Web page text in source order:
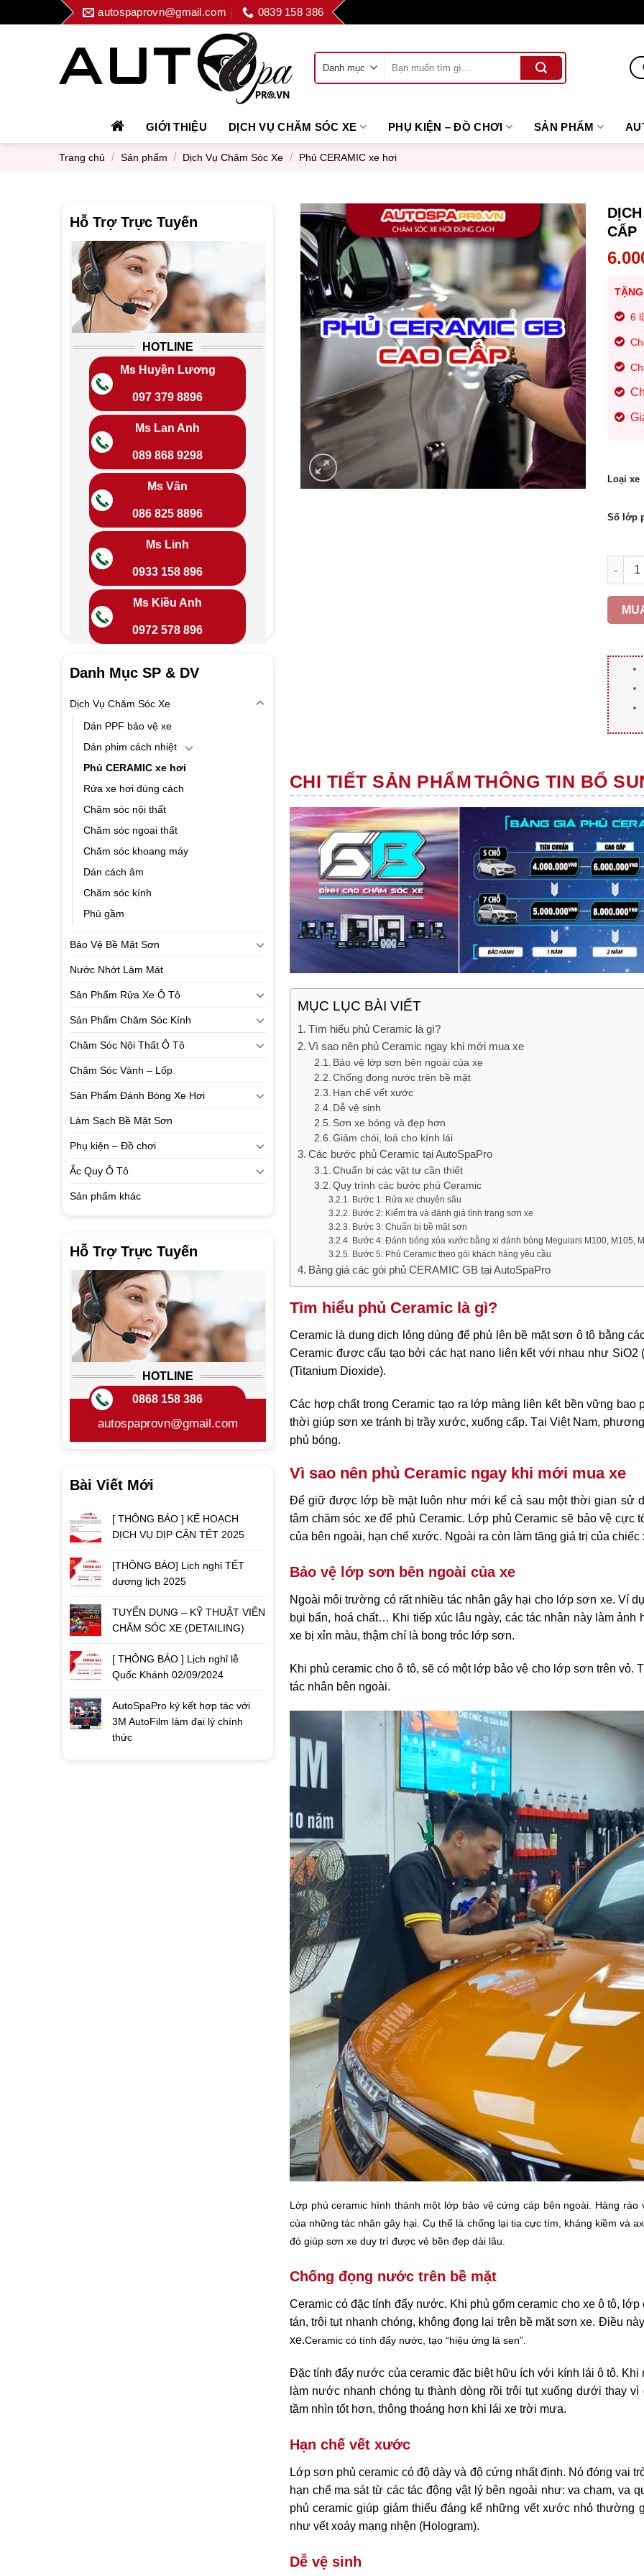
to
autospaprovn@gmail.com 0839 158 386
kiếm:
GIỚI THIỆU DỊCH VỤ CHĂM SÓC XE PHỤ KIỆN – ĐỒ CHƠI SẢN PHẨM
Trang chủ / Sản phẩm / Dịch Vụ Chăm Sóc Xe / Phủ CERAMIC xe hơi
Hỗ Trợ Trực Tuyến
HOTLINE
Ms Huyền Lương
097 379 8896
Ms Lan Anh
089 868 9298
Ms Vân
086 825 8896
Ms Linh
0933 158 896
Ms Kiều Anh
0972 578 896
Danh Mục SP & DV
Dịch Vụ Chăm Sóc Xe
Dán PPF bảo vệ xe
Dán phim cách nhiệt
Phủ CERAMIC xe hơi
Rửa xe hơi đúng cách
Chăm sóc nội thất
Chăm sóc ngoại thất
Chăm sóc khoang máy
Dán cách âm
Chăm sóc kính
Phủ gầm
Bảo Vệ Bề Mặt Sơn
Nước Nhớt Làm Mát
Sản Phẩm Rửa Xe Ô Tô
Sản Phẩm Chăm Sóc Kính
Chăm Sóc Nội Thất Ô Tô
Chăm Sóc Vành – Lốp
Sản Phẩm Đánh Bóng Xe Hơi
Làm Sạch Bề Mặt Sơn
Phụ kiện – Đồ chơi
Ắc Quy Ô Tô
Sản phẩm khác
Hỗ Trợ Trực Tuyến
HOTLINE
0868 158 386
autospaprovn@gmail.com
Bài Viết Mới
[ THÔNG BÁO ] KẾ HOẠCH
DỊCH VỤ DỊP CẬN TẾT 2025
[THÔNG BÁO] Lịch nghỉ TẾT
dương lịch 2025
TUYỂN DỤNG – KỸ THUẬT VIÊN
CHĂM SÓC XE (DETAILING)
[ THÔNG BÁO ] Lịch nghỉ lễ
Quốc Khánh 02/09/2024
AutoSpaPro ký kết hợp tác với
3M AutoFilm làm đại lý chính
thức
CẤP
6
Loại xe
Số lớp
DỊCH
CHI TIẾT SẢN PHẨMTHÔNG TIN BỔ
MỤC LỤC BÀI VIẾT
Tìm hiểu phủ Ceramic là gì?
Vì sao nên phủ Ceramic ngay khi mới mua xe
Bảo vệ lớp sơn bên ngoài của xe
Chống đọng nước trên bề mặt
Hạn chế vết xước
Dễ vệ sinh
Sơn xe bóng và đẹp hơn
Giảm chói, loá cho kính lái
Các bước phủ Ceramic tại AutoSpaPro
Chuẩn bị các vật tư cần thiết
Quy trình các bước phủ Ceramic
Bước 1: Rửa xe chuyên sâu
Bước 2: Kiểm tra và đánh giá tình trạng sơn xe
Bước 3: Chuẩn bị bề mặt sơn
Bước 4: Đánh bóng xóa xước bằng xi đánh bóng Meguiars M100, M105,
Bước 5: Phủ Ceramic theo gói khách hàng yêu cầu
Bảng giá các gói phủ CERAMIC GB tại AutoSpaPro
Tìm hiểu phủ Ceramic là gì?
Ceramic là dung dịch lỏng dùng để phủ lên bề mặt sơn ô tô bằng
Ceramic được cấu tạo bởi các hạt nano liên kết với nhau như
(Titanium Dioxide).
Các hợp chất trong Ceramic tạo ra lớp màng liên kết bền vững bao
thời giúp sơn xe tránh bị trầy xước, xuống cấp. Tại Việt Nam,
phủ bóng.
Vì sao nên phủ Ceramic ngay khi mới mua xe
Để giữ được lớp bề mặt luôn như mới kể cả sau một thời gian sử
tâm chăm sóc xe để phủ Ceramic. Lớp phủ Ceramic sẽ bảo vệ cực
của bên ngoài, hạn chế xước. Ngoài ra còn làm tăng giá trị của chiếc
Bảo vệ lớp sơn bên ngoài của xe
Ngoài môi trường có rất nhiều tác nhân gây hại cho lớp sơn xe. Ví
bụi bẩn, hoá chất… Khi tiếp xúc lâu ngày, các tác nhân này làm
xe bị xỉn màu, thậm chí là bong tróc lớp sơn.
Khi phủ ceramic cho ô tô, sẽ có một lớp bảo vệ cho lớp sơn trên
tác nhân bên ngoài.
Lớp phủ ceramic hình thành một lớp bảo vệ cứng cáp bên ngoài. Hàng
của những tác nhân gây hại. Cụ thể là chống lại tia cực tím, kháng kiềm và
đó giúp sơn xe duy trì được vẻ bền đẹp dài lâu.
Chống đọng nước trên bề mặt
Ceramic có đặc tính đẩy nước. Khi phủ gốm ceramic cho xe ô tô,
tán, trôi tụt nhanh chóng, không đọng lại trên bề mặt sơn xe. Điều
xe.Ceramic có tính đẩy nước, tạo “hiệu ứng lá sen”.
Đặc tính đẩy nước của ceramic đặc biệt hữu ích với kính lái ô tô.
làm nước nhanh chóng tụ thành dòng rồi trôi tụt xuống dưới thay
tầm nhìn tốt hơn, thông thoáng hơn khi lái xe trời mưa.
Hạn chế vết xước
Lớp sơn phủ ceramic có độ dày và độ cứng nhất định. Nó đóng vai
hạn chế ma sát từ các tác động vật lý bên ngoài như: va chạm, va
phủ ceramic giúp giảm thiểu đáng kể những vết xước nhỏ
như vết xoáy mạng nhện (Hologram).
Dễ vệ sinh